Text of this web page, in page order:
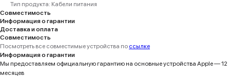
Тип продукта: Кабели питания
Совместимость
Информация о гарантии
Доставка и оплата
Совместимость
Посмотреть все совместимые устройства по ссылке
Информация о гарантии
Мы предоставляем официальную гарантию на основные устройства Apple — 12
месяцев